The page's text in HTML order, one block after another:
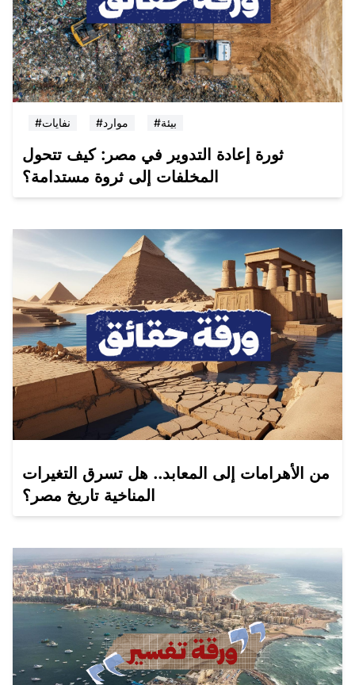
#نفايات #موارد #بيئة
ثورة إعادة التدوير في مصر: كيف تتحول
المخلفات إلى ثروة مستدامة؟
من الأهرامات إلى المعابد.. هل تسرق التغيرات
المناخية تاريخ مصر؟